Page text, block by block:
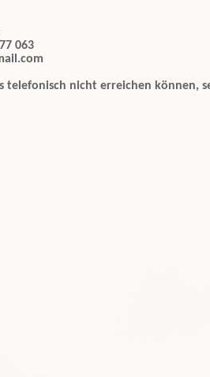
063
telefonisch nicht erreichen können,